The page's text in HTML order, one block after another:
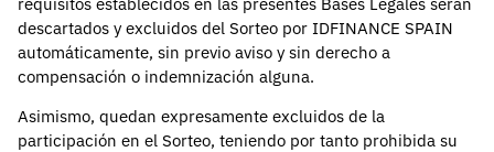
descartados y excluidos del Sorteo por IDFINANCE SPAIN
automáticamente, sin previo aviso y sin derecho a
compensación o indemnización alguna.
Asimismo, quedan expresamente excluidos de la
participación en el Sorteo, teniendo por tanto prohibida su